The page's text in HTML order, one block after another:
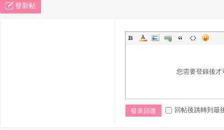
發新帖
您需要登錄後
發表回復 回帖後跳轉到最